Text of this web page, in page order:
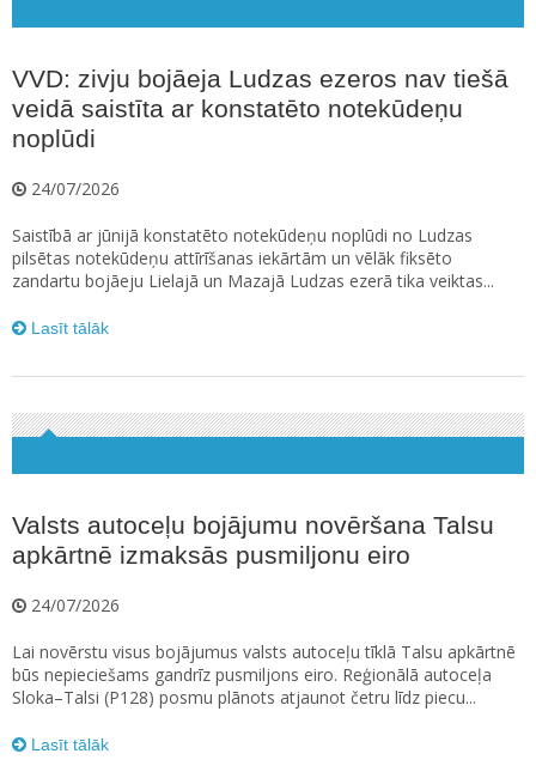
VVD: zivju bojāeja Ludzas ezeros nav tiešā
veidā saistīta ar konstatēto notekūdeņu
noplūdi
24/07/2026
Saistībā ar jūnijā konstatēto notekūdeņu noplūdi no Ludzas
pilsētas notekūdeņu attīrīšanas iekārtām un vēlāk fiksēto
zandartu bojāeju Lielajā un Mazajā Ludzas ezerā tika veiktas...
Lasīt tālāk
Valsts autoceļu bojājumu novēršana Talsu
apkārtnē izmaksās pusmiljonu eiro
24/07/2026
Lai novērstu visus bojājumus valsts autoceļu tīklā Talsu apkārtnē
būs nepieciešams gandrīz pusmiljons eiro. Reģionālā autoceļa
Sloka–Talsi (P128) posmu plānots atjaunot četru līdz piecu...
Lasīt tālāk